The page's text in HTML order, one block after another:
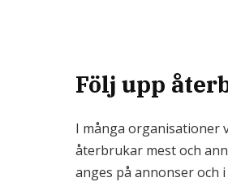
Följ upp
I många organisationer
återbrukar mest och
anges på annonser